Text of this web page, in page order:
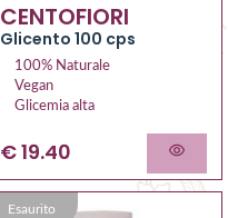
CENTOFIORI
Glicento 100 cps
100% Naturale
Vegan
Glicemia alta
€ 19.40
Esaurito